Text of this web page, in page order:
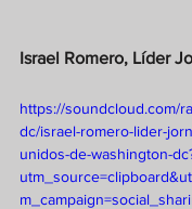
Israel Romero, Líder
https://soundcloud.com/
dc/israel-romero-lider-
unidos-de-washington-